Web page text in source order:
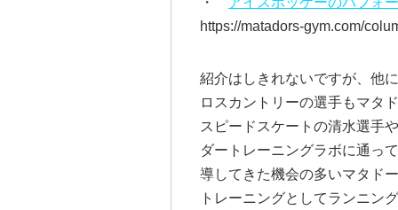
https://matadors-gym.com/
紹介はしきれないですが、他
ロスカントリーの選手もマタ
スピードスケートの清水選手
ダートレーニングラボに通っ
導してきた機会の多いマタド
トレーニングとしてランニン